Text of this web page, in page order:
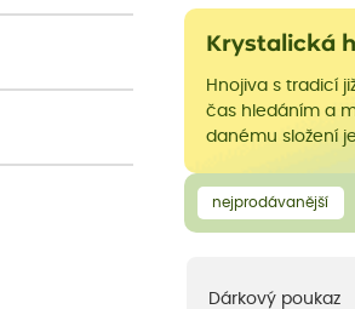
Krystalická
Hnojiva s tradicí
čas hledáním a
danému složení
nejprodávanější
Dárkový poukaz